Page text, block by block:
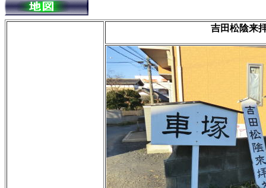
吉田松陰来